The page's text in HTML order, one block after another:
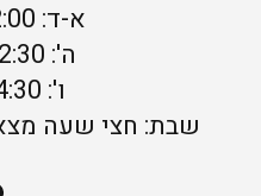
א-ד: 09:30-22:00
ה': 09:30-22:30
ו': 9:00-14:30
שבת: חצי שעה מצאת